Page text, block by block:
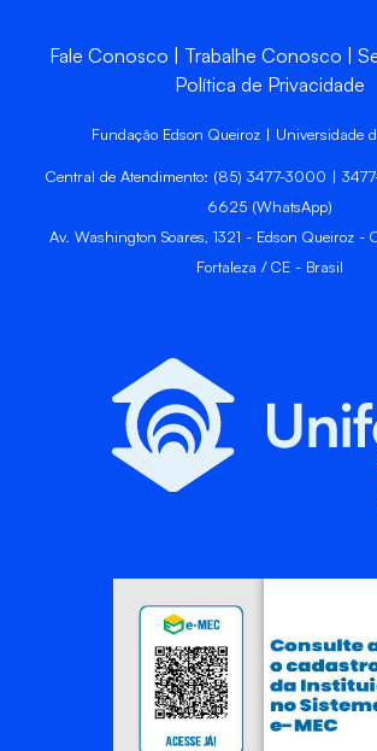
Fale Conosco Trabalhe Conosco
Política de Privacidade
Fundação Edson Queiroz | Universidade
Central de Atendimento: (85) 3477-3000 |
6625 (WhatsApp)
Av. Washington Soares, 1321 - Edson Queiroz -
Fortaleza / CE - Brasil